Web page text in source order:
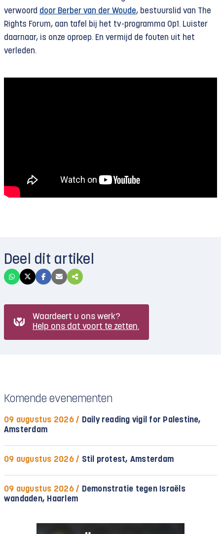
verwoord door Berber van der Woude, bestuurslid van The
Rights Forum, aan tafel bij het tv-programma Op1. Luister
daarnaar, is onze oproep. En vermijd de fouten uit het
verleden.
Deel dit artikel
Waardeert u ons werk?
Help ons dat voort te zetten.
Komende evenementen
09 augustus 2026 / Daily reading vigil for Palestine,
Amsterdam
09 augustus 2026 / Stil protest, Amsterdam
09 augustus 2026 / Demonstratie tegen Israëls
wandaden, Haarlem